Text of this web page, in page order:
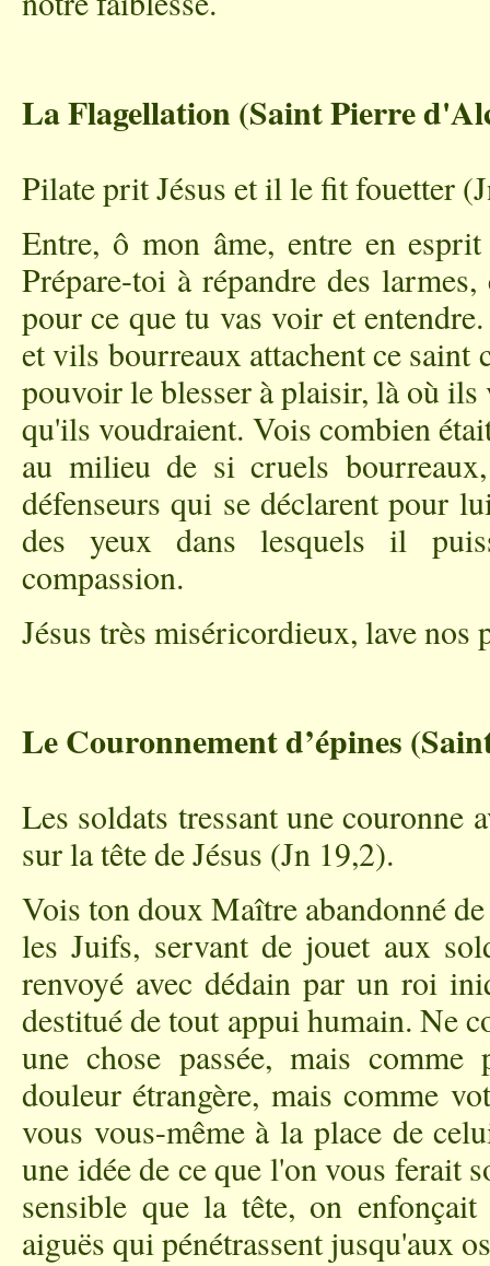
La Flagellation (Saint Pierre
Pilate prit Jésus et il le fit fouetter
Entre, ô mon âme, entre en
Prépare-toi à répandre des
pour ce que tu vas voir et
et vils bourreaux attachent ce saint
pouvoir le blesser à plaisir, là où
qu'ils voudraient. Vois combien
au milieu de si cruels
défenseurs qui se déclarent pour
des yeux dans lesquels il
compassion.
Jésus très miséricordieux, lave nos
Le Couronnement d’épines
Les soldats tressant une couronne
sur la tête de Jésus (Jn 19,2).
Vois ton doux Maître abandonné
les Juifs, servant de jouet aux
renvoyé avec dédain par un roi
destitué de tout appui humain. Ne
une chose passée, mais comme
douleur étrangère, mais comme
vous vous-même à la place de
une idée de ce que l'on vous ferait
sensible que la tête, on enfonçait
aiguës qui pénétrassent jusqu'aux